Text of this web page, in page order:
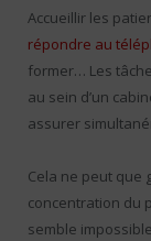
Accueillir les
répondre au
former… Les
au sein d’un
assurer
Cela ne peut que
concentration du
semble